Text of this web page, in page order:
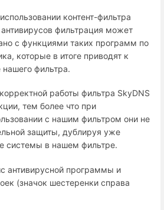
контент-фильтра
фильтрация может
с функциями таких программ по
которые в итоге приводят к
нашего фильтра.
работы фильтра SkyDNS
тем более что при
с нашим фильтром они не
защиты, дублируя уже
системы в нашем фильтре.
антивирусной программы и
(значок шестеренки справа